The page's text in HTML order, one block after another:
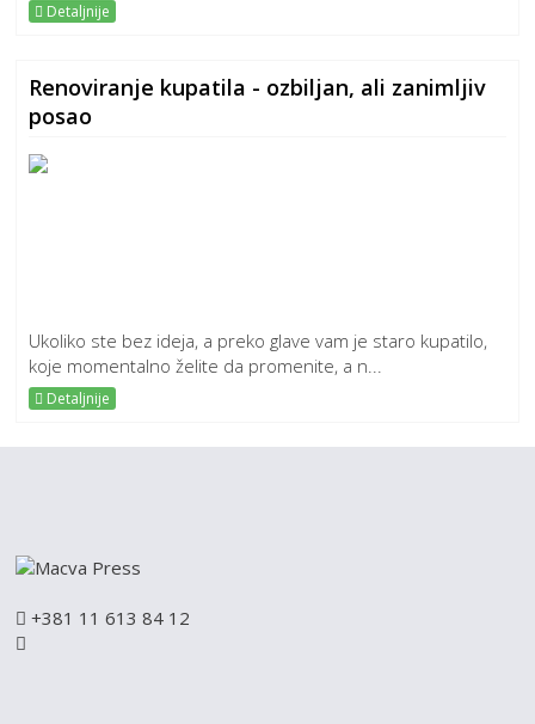
Detaljnije
Renoviranje kupatila - ozbiljan, ali zanimljiv
posao
Ukoliko ste bez ideja, a preko glave vam je staro kupatilo,
koje momentalno želite da promenite, a n...
Detaljnije
+381 11 613 84 12